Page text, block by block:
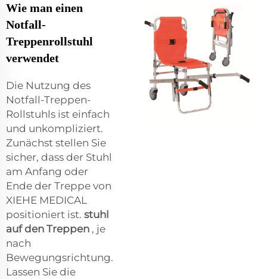
Wie man einen
Notfall-
Treppenrollstuhl
verwendet
Die Nutzung des
Notfall-Treppen-
Rollstuhls ist einfach
und unkompliziert.
Zunächst stellen Sie
sicher, dass der Stuhl
am Anfang oder
Ende der Treppe von
XIEHE MEDICAL
positioniert ist. stuhl
auf den Treppen , je
nach
Bewegungsrichtung.
Lassen Sie die